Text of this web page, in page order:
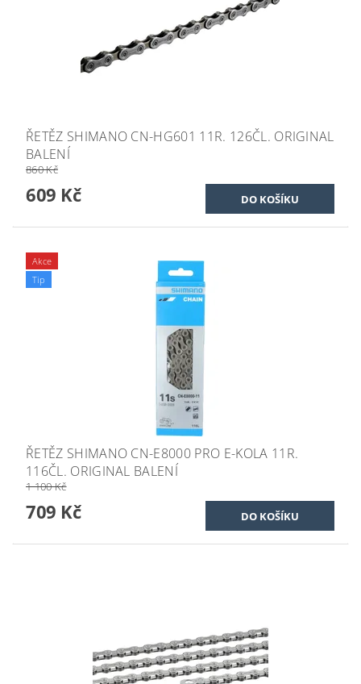
ŘETĚZ SHIMANO CN-HG601 11R. 126ČL. ORIGINAL
BALENÍ
860 Kč
609 Kč
Akce
Tip
ŘETĚZ SHIMANO CN-E8000 PRO E-KOLA 11R.
116ČL. ORIGINAL BALENÍ
1 100 Kč
709 Kč